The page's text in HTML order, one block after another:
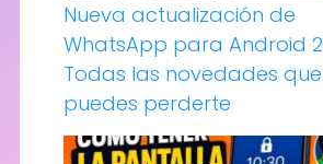
Nueva actualización de
WhatsApp para Android
Todas las novedades
puedes perderte